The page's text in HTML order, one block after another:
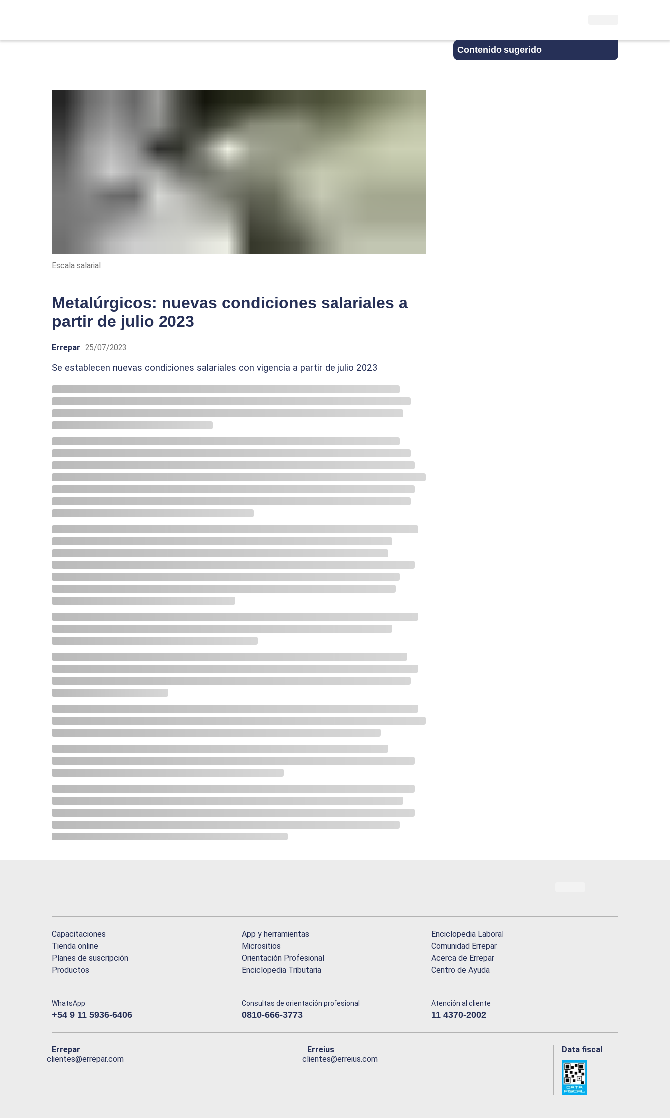
Contenido sugerido
Escala salarial
Metalúrgicos: nuevas condiciones salariales a
partir de julio 2023
Errepar 25/07/2023
Se establecen nuevas condiciones salariales con vigencia a partir de julio 2023
Capacitaciones
Tienda online
Planes de suscripción
Productos
App y herramientas
Micrositios
Orientación Profesional
Enciclopedia Tributaria
Enciclopedia Laboral
Comunidad Errepar
Acerca de Errepar
Centro de Ayuda
WhatsApp
+54 9 11 5936-6406
Consultas de orientación profesional
0810-666-3773
Atención al cliente
11 4370-2002
Errepar
clientes@errepar.com
Erreius
clientes@erreius.com
Data fiscal